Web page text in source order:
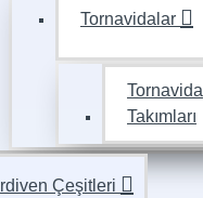
Tornavidalar
Tornavida
Takımları
Çeşitleri